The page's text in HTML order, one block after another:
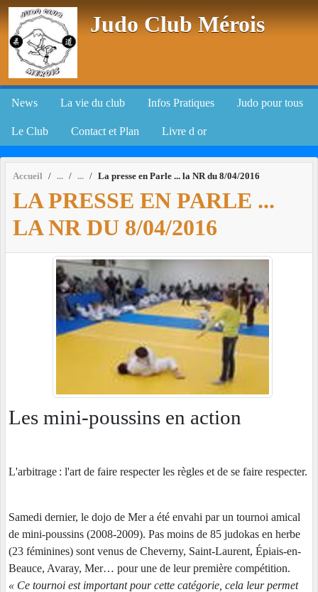
Judo Club Mérois
News La vie du club Infos Pratiques Judo pour tous
Le Club Contact et Plan Livre d or
Accueil La presse en Parle ... la NR du 8/04/2016
LA PRESSE EN PARLE ...
LA NR DU 8/04/2016
Les mini-poussins en action
L'arbitrage : l'art de faire respecter les règles et de se faire respecter.
Samedi dernier, le dojo de Mer a été envahi par un tournoi amical
de mini-poussins (2008-2009). Pas moins de 85 judokas en herbe
(23 féminines) sont venus de Cheverny, Saint-Laurent, Épiais-en-
Beauce, Avaray, Mer… pour une de leur première compétition.
« Ce tournoi est important pour cette catégorie, cela leur permet
Panneau de gestion des cookies